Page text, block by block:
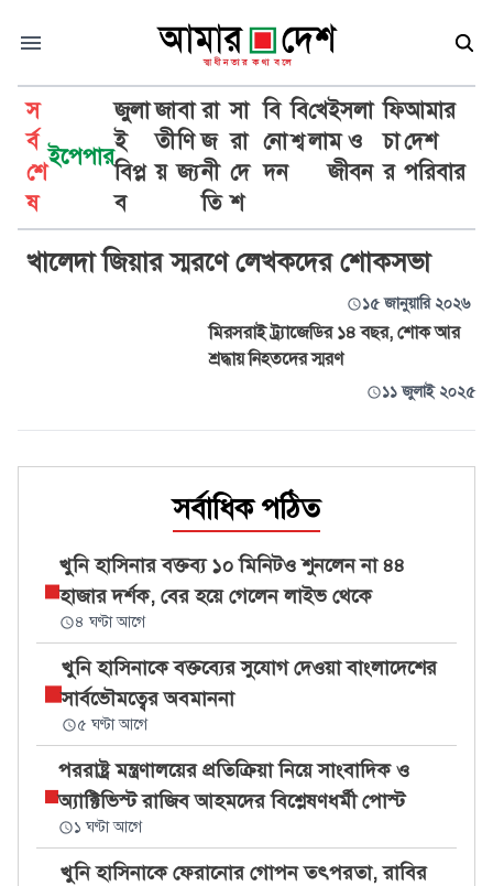
স
র্ব
শে
ষ
ইপেপার
জুলা
ই
বিপ্ল
ব
জা
তী
য়
বা
ণি
জ্য
রা
জ
নী
তি
সা
রা
দে
শ
বি
নো
দন
বি
শ্ব
খে
লা
ইসলা
ম ও
জীবন
ফি
চা
র
আমার
দেশ
পরিবার
শোকসভা
খালেদা জিয়ার স্মরণে লেখকদের শোকসভা
১৫ জানুয়ারি ২০২৬
মিরসরাই ট্র্যাজেডির ১৪ বছর, শোক আর
শ্রদ্ধায় নিহতদের স্মরণ
১১ জুলাই ২০২৫
সর্বাধিক পঠিত
খুনি হাসিনার বক্তব্য ১০ মিনিটও শুনলেন না ৪৪
হাজার দর্শক, বের হয়ে গেলেন লাইভ থেকে
৪ ঘণ্টা আগে
খুনি হাসিনাকে বক্তব্যের সুযোগ দেওয়া বাংলাদেশের
সার্বভৌমত্বের অবমাননা
৫ ঘণ্টা আগে
পররাষ্ট্র মন্ত্রণালয়ের প্রতিক্রিয়া নিয়ে সাংবাদিক ও
অ্যাক্টিভিস্ট রাজিব আহমদের বিশ্লেষণধর্মী পোস্ট
১ ঘণ্টা আগে
খুনি হাসিনাকে ফেরানোর গোপন তৎপরতা, রাবির